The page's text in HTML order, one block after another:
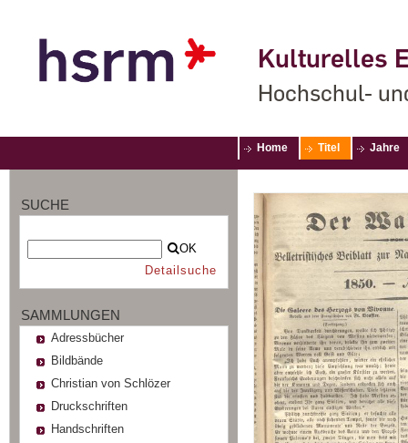
Kulturelles
Hochschul-
Home Titel Jahre
SUCHE
OK
Detailsuche
SAMMLUNGEN
Adressbücher
Bildbände
Christian von Schlözer
Druckschriften
Handschriften